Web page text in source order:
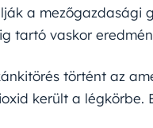
a mezőgazdasági
tartó vaskor
történt az
került a légkörbe.